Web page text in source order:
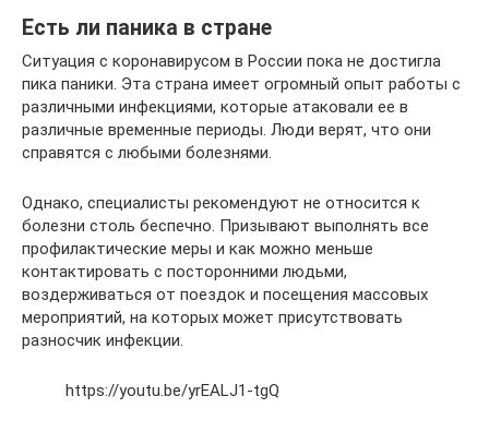
Есть ли паника в стране
Ситуация с коронавирусом в России пока не достигла
пика паники. Эта страна имеет огромный опыт работы с
различными инфекциями, которые атаковали ее в
различные временные периоды. Люди верят, что они
справятся с любыми болезнями.
Однако, специалисты рекомендуют не относится к
болезни столь беспечно. Призывают выполнять все
профилактические меры и как можно меньше
контактировать с посторонними людьми,
воздерживаться от поездок и посещения массовых
мероприятий, на которых может присутствовать
разносчик инфекции.
https://youtu.be/yrEALJ1-tgQ